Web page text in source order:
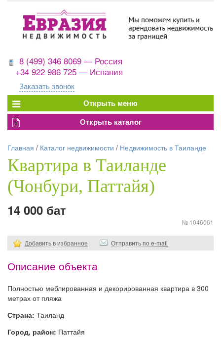
8 (499) 346 8069 — Россия
+34 922 986 725 — Испания
Заказать звонок
Главная / Каталог недвижимости / Недвижимость в Таиланде
Квартира в Таиланде
(Чонбури, Паттайя)
14 000 бат
№ 1046061
Добавить в избранное Отправить по e-mail
Описание объекта
Полностью меблированная и декорированная квартира в 300
метрах от пляжа
Страна: Таиланд
Город, район: Паттайя